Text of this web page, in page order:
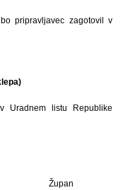
pripravljavec zagotovil v
Uradnem listu Republike
Župan